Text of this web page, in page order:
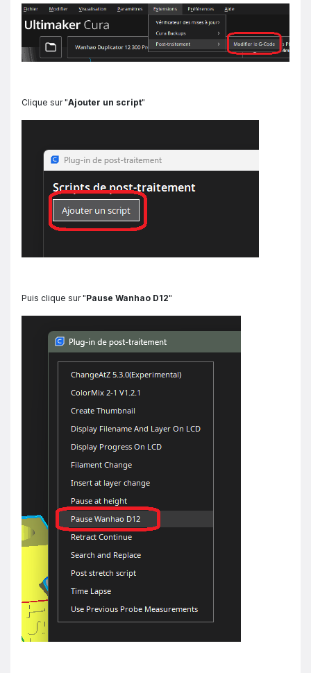
Clique sur "Ajouter un script"
Puis clique sur "Pause Wanhao D12"